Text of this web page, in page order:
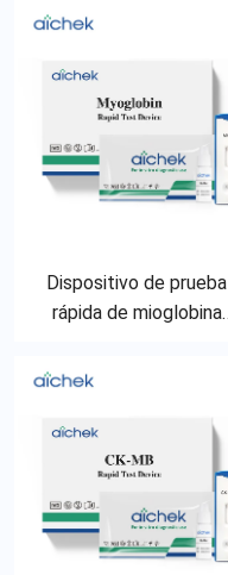
Dispositivo de prueba
rápida de mioglobina
entera/suero/plasma)